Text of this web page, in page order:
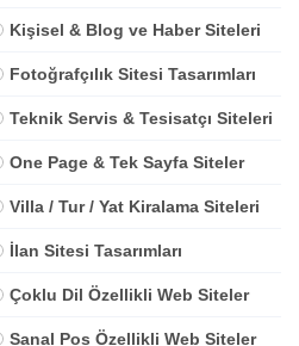
Kişisel & Blog ve Haber Siteleri
Fotoğrafçılık Sitesi Tasarımları
Teknik Servis & Tesisatçı Siteleri
One Page & Tek Sayfa Siteler
Villa / Tur / Yat Kiralama Siteleri
İlan Sitesi Tasarımları
Çoklu Dil Özellikli Web Siteler
Sanal Pos Özellikli Web Siteler